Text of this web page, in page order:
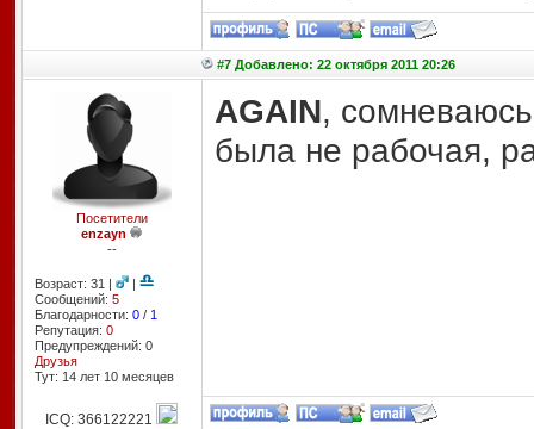
#7 Добавлено: 22 октября 2011 20:26
Посетители
enzayn
--
Возраст: 31 |
|
Сообщений: 5
Благодарности: 0/ 1
Репутация: 0
Предупреждений: 0
Друзья
Тут: 14 лет 10 месяцев
AGAIN,
была не рабочая,
ICQ: 366122221